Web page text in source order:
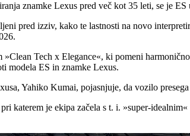
znamke Lexus pred več kot 35 leti, se je
pred izziv, kako te lastnosti na novo
Tech x Elegance«, ki pomeni
modela ES in znamke Lexus.
Yahiko Kumai, pojasnjuje, da vozilo
katerem je ekipa začela s t. i. »super-